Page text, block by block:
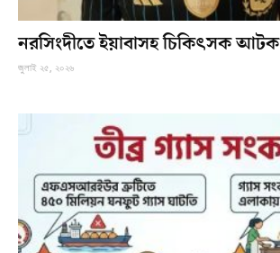
নরসিংদীতে ইয়াবাসহ চিকিৎসক আটক
জুলাই ২৫, ২০২৬